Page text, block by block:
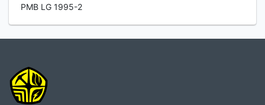
PMB LG 1995-2